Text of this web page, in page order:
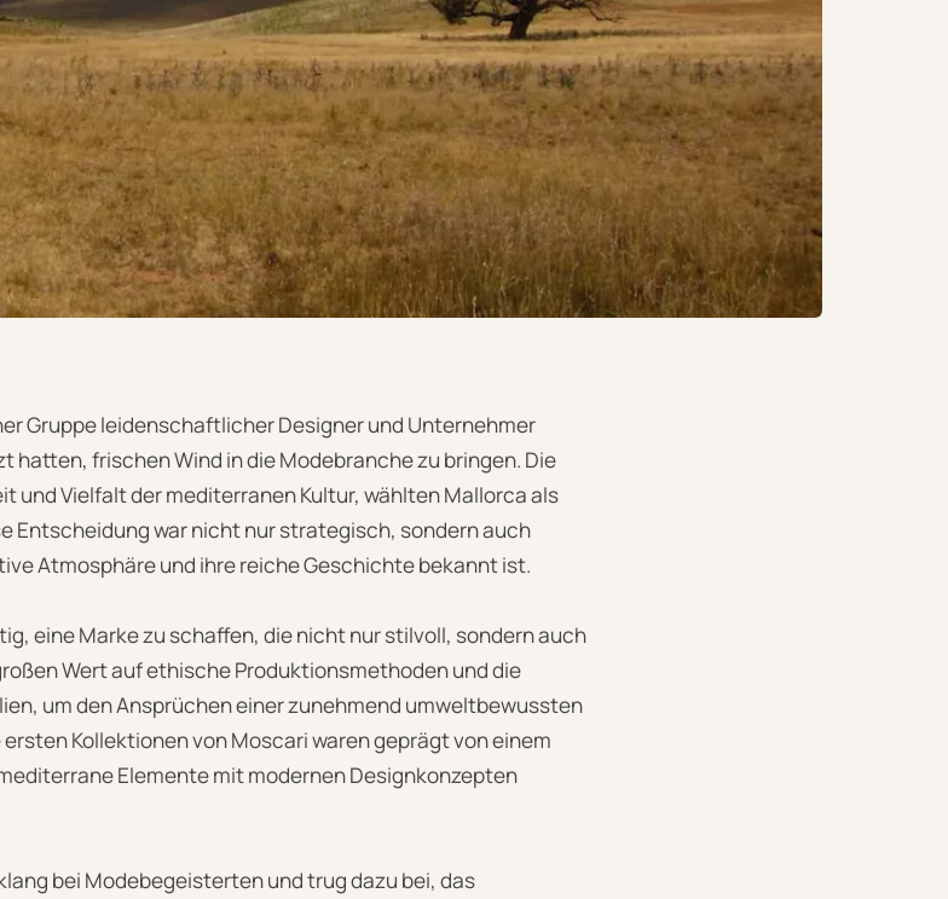
Gruppe leidenschaftlicher Designer und Unternehmer
hatten, frischen Wind in die Modebranche zu bringen. Die
und Vielfalt der mediterranen Kultur, wählten Mallorca als
Entscheidung war nicht nur strategisch, sondern auch
Atmosphäre und ihre reiche Geschichte bekannt ist.
eine Marke zu schaffen, die nicht nur stilvoll, sondern auch
Wert auf ethische Produktionsmethoden und die
um den Ansprüchen einer zunehmend umweltbewussten
Kollektionen von Moscari waren geprägt von einem
Elemente mit modernen Designkonzepten
bei Modebegeisterten und trug dazu bei, das